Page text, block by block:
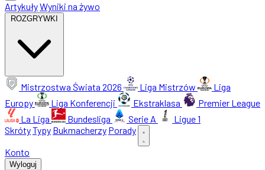
ArtykułyWyniki na żywo
ROZGRYWKI
Mistrzostwa Świata 2026 Liga Mistrzów
Liga
Europy
Liga Konferencji Ekstraklasa
Premier League
La Liga
Bundesliga Serie A
Ligue 1
SkrótyTypy Bukmacherzy Porady
Konto
Wyloguj